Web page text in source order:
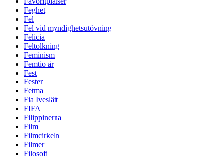
Feghet
Fel
Fel vid myndighetsutövning
Felicia
Feltolkning
Feminism
Femtio år
Fest
Fester
Fetma
Fia Iveslätt
FIFA
Filippinerna
Film
Filmcirkeln
Filmer
Filosofi